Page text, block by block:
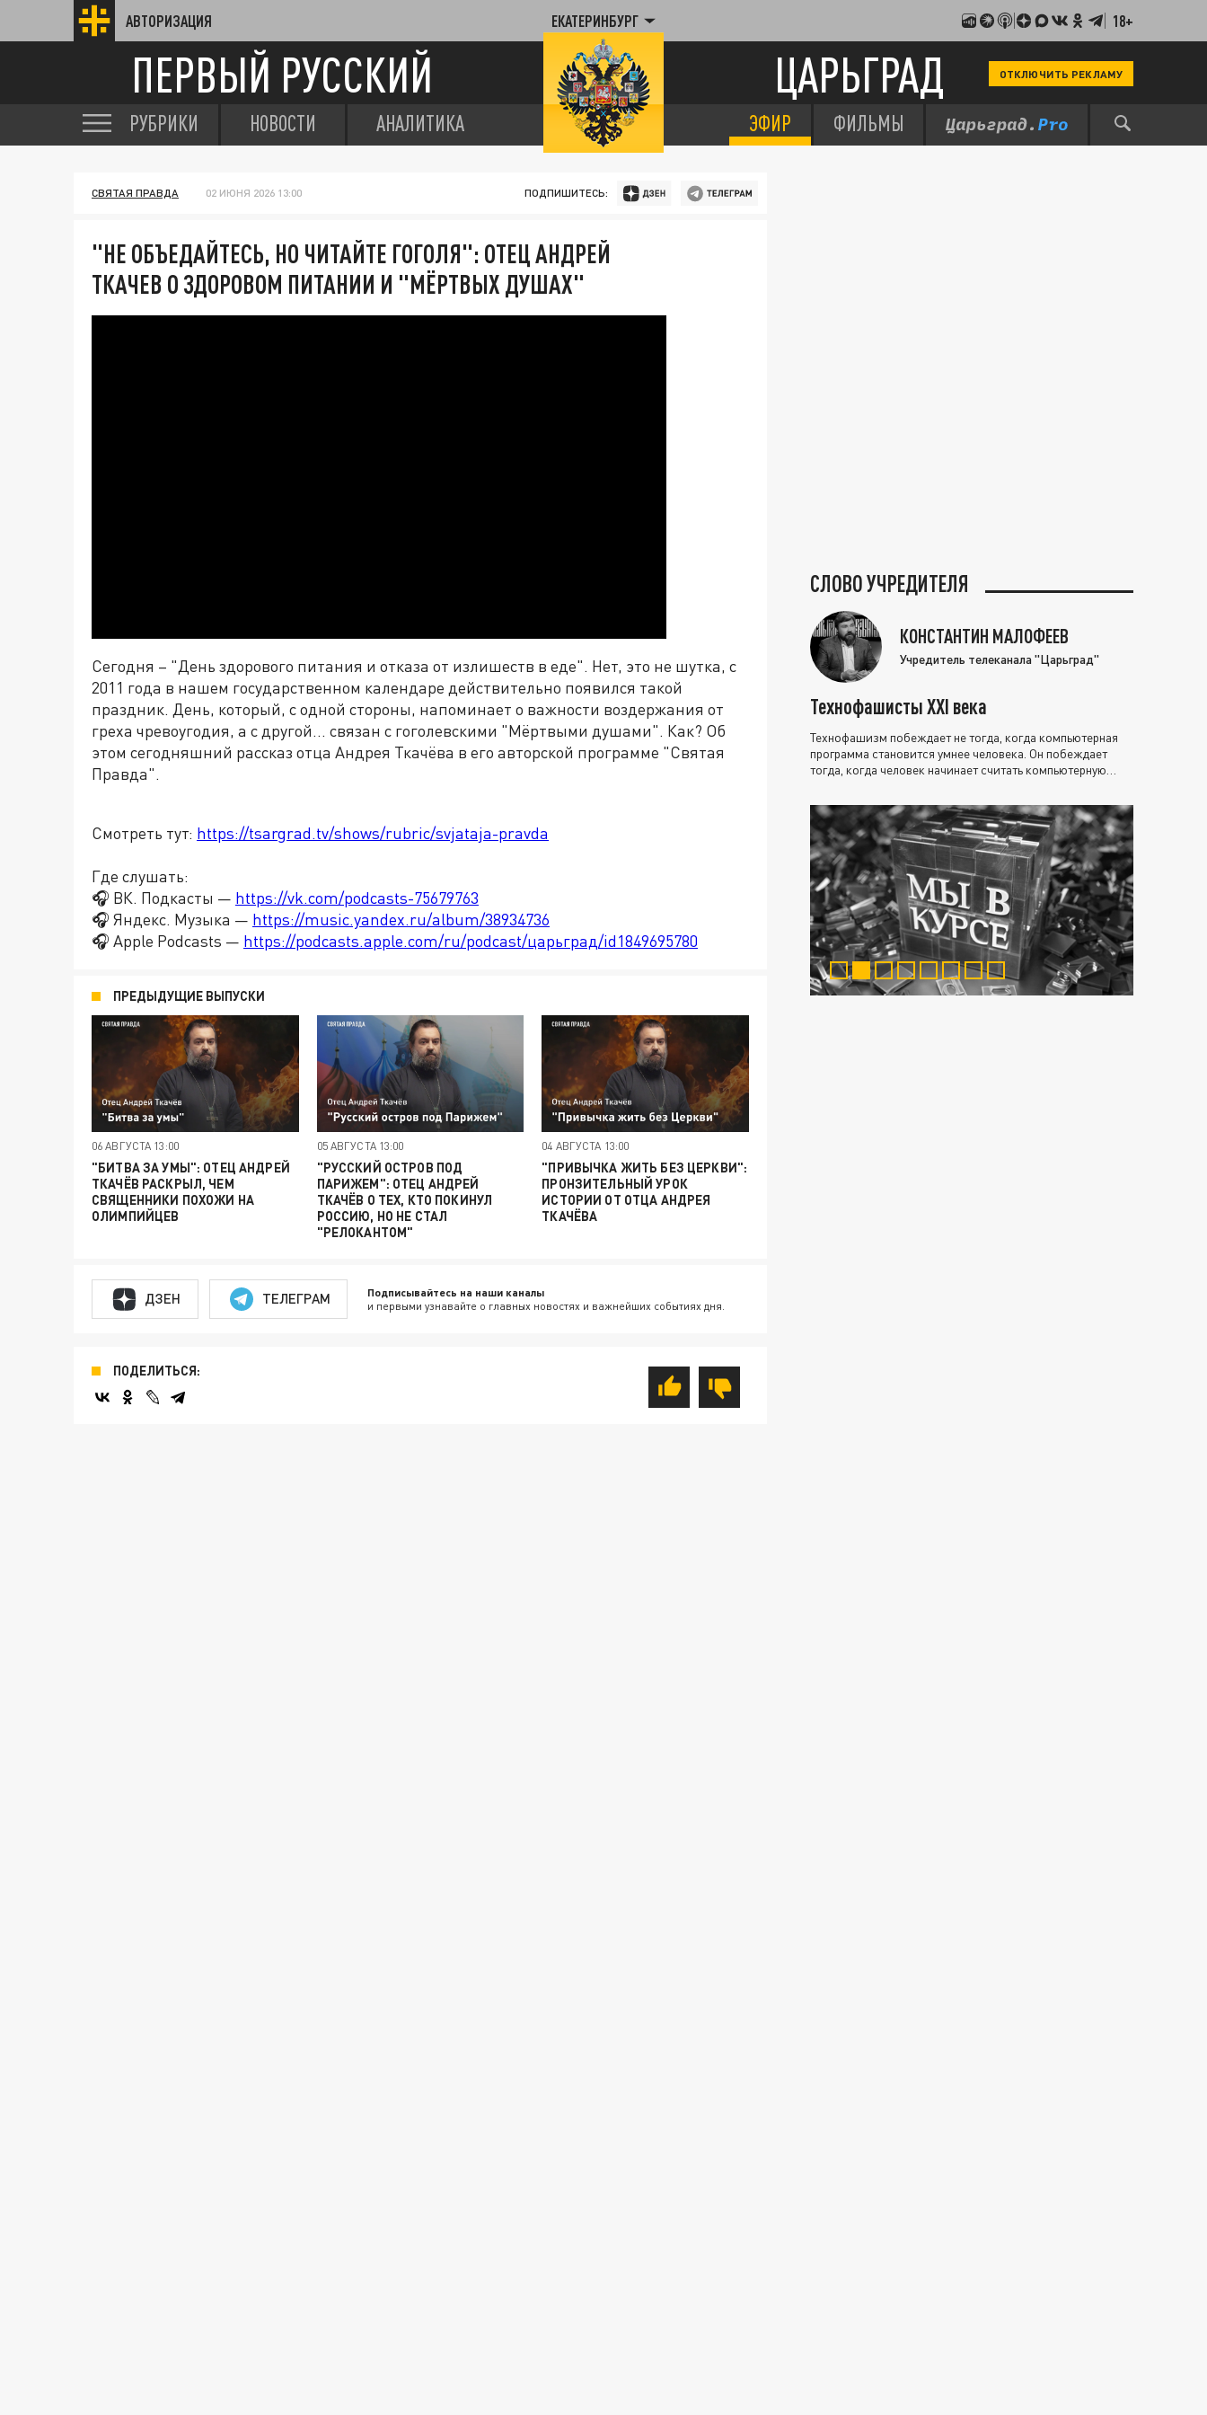
АВТОРИЗАЦИЯ ЕКАТЕРИНБУРГ 18+
ПЕРВЫЙ РУССКИЙ ЦАРЬГРАД ОТКЛЮЧИТЬ РЕКЛАМУ
РУБРИКИ НОВОСТИ АНАЛИТИКА ЭФИР ФИЛЬМЫ
СВЯТАЯ ПРАВДА 02 ИЮНЯ 2026 13:00 ПОДПИШИТЕСЬ:
"НЕ ОБЪЕДАЙТЕСЬ, НО ЧИТАЙТЕ ГОГОЛЯ": ОТЕЦ АНДРЕЙ
ТКАЧЕВ О ЗДОРОВОМ ПИТАНИИ И "МЁРТВЫХ ДУШАХ"
Сегодня – "День здорового питания и отказа от излишеств в еде". Нет, это не шутка, с
2011 года в нашем государственном календаре действительно появился такой
праздник. День, который, с одной стороны, напоминает о важности воздержания от
греха чревоугодия, а с другой... связан с гоголевскими "Мёртвыми душами". Как? Об
этом сегодняшний рассказ отца Андрея Ткачёва в его авторской программе "Святая
Правда".
Смотреть тут: https://tsargrad.tv/shows/rubric/svjataja-pravda
Где слушать:
🎧 ВК. Подкасты — https://vk.com/podcasts-75679763
🎧 Яндекс. Музыка — https://music.yandex.ru/album/38934736
🎧 Apple Podcasts — https://podcasts.apple.com/ru/podcast/царьград/id1849695780
ПРЕДЫДУЩИЕ ВЫПУСКИ
06 АВГУСТА 13:00
"БИТВА ЗА УМЫ": ОТЕЦ АНДРЕЙ
ТКАЧЁВ РАСКРЫЛ, ЧЕМ
СВЯЩЕННИКИ ПОХОЖИ НА
ОЛИМПИЙЦЕВ
05 АВГУСТА 13:00
"РУССКИЙ ОСТРОВ ПОД
ПАРИЖЕМ": ОТЕЦ АНДРЕЙ
ТКАЧЁВ О ТЕХ, КТО ПОКИНУЛ
РОССИЮ, НО НЕ СТАЛ
"РЕЛОКАНТОМ"
04 АВГУСТА 13:00
"ПРИВЫЧКА ЖИТЬ БЕЗ ЦЕРКВИ":
ПРОНЗИТЕЛЬНЫЙ УРОК
ИСТОРИИ ОТ ОТЦА АНДРЕЯ
ТКАЧЁВА
ДЗЕН ТЕЛЕГРАМ Подписывайтесь на наши каналы
и первыми узнавайте о главных новостях и важнейших событиях дня.
ПОДЕЛИТЬСЯ:
СЛОВО УЧРЕДИТЕЛЯ
КОНСТАНТИН МАЛОФЕЕВ
Учредитель телеканала "Царьград"
Технофашисты XXI века
Технофашизм побеждает не тогда, когда компьютерная
программа становится умнее человека. Он побеждает
тогда, когда человек начинает считать компьютерную